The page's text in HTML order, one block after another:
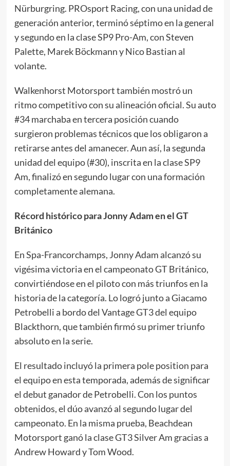
Nürburgring. PROsport Racing, con una unidad de
generación anterior, terminó séptimo en la general
y segundo en la clase SP9 Pro-Am, con Steven
Palette, Marek Böckmann y Nico Bastian al
volante.
Walkenhorst Motorsport también mostró un
ritmo competitivo con su alineación oficial. Su auto
#34 marchaba en tercera posición cuando
surgieron problemas técnicos que los obligaron a
retirarse antes del amanecer. Aun así, la segunda
unidad del equipo (#30), inscrita en la clase SP9
Am, finalizó en segundo lugar con una formación
completamente alemana.
Récord histórico para Jonny Adam en el GT
Británico
En Spa-Francorchamps, Jonny Adam alcanzó su
vigésima victoria en el campeonato GT Británico,
convirtiéndose en el piloto con más triunfos en la
historia de la categoría. Lo logró junto a Giacamo
Petrobelli a bordo del Vantage GT3 del equipo
Blackthorn, que también firmó su primer triunfo
absoluto en la serie.
El resultado incluyó la primera pole position para
el equipo en esta temporada, además de significar
el debut ganador de Petrobelli. Con los puntos
obtenidos, el dúo avanzó al segundo lugar del
campeonato. En la misma prueba, Beachdean
Motorsport ganó la clase GT3 Silver Am gracias a
Andrew Howard y Tom Wood.